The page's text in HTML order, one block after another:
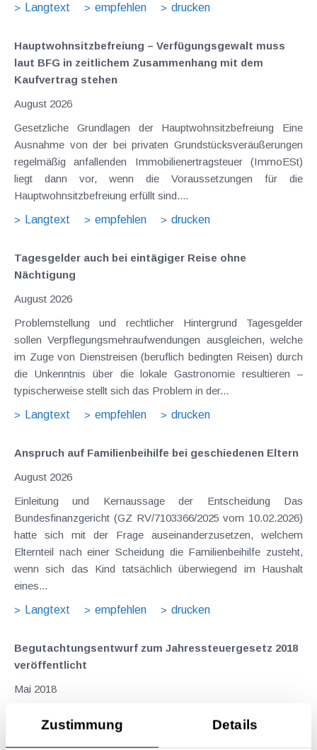
Zustimmung Details
Langtext
empfehlen drucken
Hauptwohnsitz​­befreiung – Verfügungsgewalt muss
laut BFG in zeitlichem Zusammenhang mit dem
Kaufvertrag stehen
August 2026
Gesetzliche Grundlagen der Hauptwohnsitzbefreiung Eine
Ausnahme von der bei privaten Grundstücksveräußerungen
regelmäßig anfallenden Immobilienertragsteuer (ImmoESt)
liegt dann vor, wenn die Voraussetzungen für die
Hauptwohnsitzbefreiung erfüllt sind....
Langtext
empfehlen drucken
Tagesgelder auch bei eintägiger Reise ohne
Nächtigung
August 2026
Problemstellung und rechtlicher Hintergrund Tagesgelder
sollen Verpflegungsmehraufwendungen ausgleichen, welche
im Zuge von Dienstreisen (beruflich bedingten Reisen) durch
die Unkenntnis über die lokale Gastronomie resultieren –
typischerweise stellt sich das Problem in der...
Langtext
empfehlen drucken
Anspruch auf Familienbeihilfe bei geschiedenen Eltern
August 2026
Einleitung und Kernaussage der Entscheidung Das
Bundesfinanzgericht (GZ RV/7103366/2025 vom 10.02.2026)
hatte sich mit der Frage auseinanderzusetzen, welchem
Elternteil nach einer Scheidung die Familienbeihilfe zusteht,
wenn sich das Kind tatsächlich überwiegend im Haushalt
eines...
Langtext
empfehlen drucken
Begutachtungsentwurf zum Jahressteuergesetz 2018
veröffentlicht
Mai 2018
Nachfolger von Abgabenänderungsgesetzen im Frühjahr und
im Herbst - als Begutachtungsentwurf veröffentlicht. Neben